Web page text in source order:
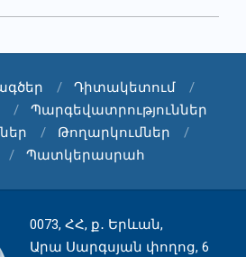
Դիտակետում
Պարգեվատրություններ
Թողարկումներ
Պատկերասրահ
0073, ՀՀ, ք․ Երևան,
Արա Սարգսյան փողոց, 6